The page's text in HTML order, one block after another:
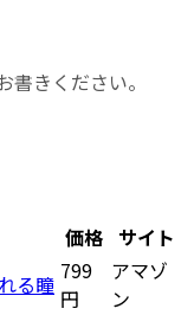
きください。
価格 サイト
る瞳 799
円
アマゾ
ン